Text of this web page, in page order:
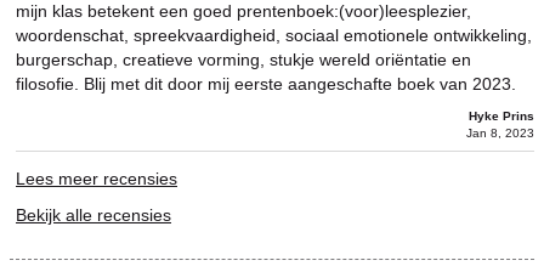
mijn klas betekent een goed prentenboek:(voor)leesplezier,
woordenschat, spreekvaardigheid, sociaal emotionele ontwikkeling,
burgerschap, creatieve vorming, stukje wereld oriëntatie en
filosofie. Blij met dit door mij eerste aangeschafte boek van 2023.
Hyke Prins
Jan 8, 2023
Lees meer recensies
Bekijk alle recensies